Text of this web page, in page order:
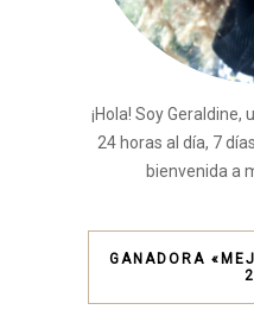
¡Hola! Soy
24 horas al día, 7
bienvenida a
GANADORA